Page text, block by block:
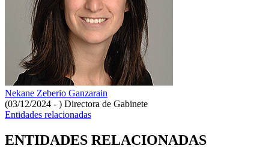
Nekane Zeberio Ganzarain
(03/12/2024 - ) Directora de Gabinete
Entidades relacionadas
ENTIDADES RELACIONADAS